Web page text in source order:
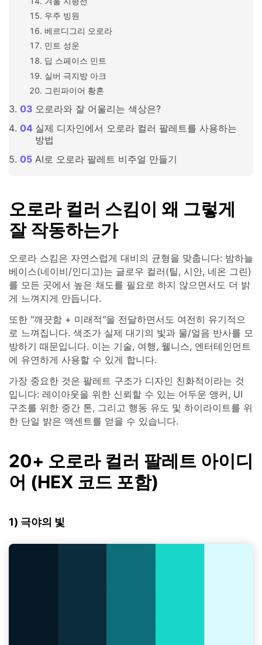
우주 빙원
베르디그리 오로라
민트 성운
딥 스페이스 민트
실버 극지방 아크
그린파이어 황혼
오로라와 잘 어울리는 색상은?
실제 디자인에서 오로라 컬러 팔레트를 사용하는
방법
AI로 오로라 팔레트 비주얼 만들기
오로라 컬러 스킴이 왜 그렇게
잘 작동하는가
오로라 스킴은 자연스럽게 대비의 균형을 맞춥니다: 밤하늘
베이스(네이비/인디고)는 글로우 컬러(틸, 시안, 네온 그린)
를 모든 곳에서 높은 채도를 필요로 하지 않으면서도 더 밝
게 느껴지게 만듭니다.
또한 "깨끗함 + 미래적"을 전달하면서도 여전히 유기적으
로 느껴집니다. 색조가 실제 대기의 빛과 물/얼음 반사를 모
방하기 때문입니다. 이는 기술, 여행, 웰니스, 엔터테인먼트
에 유연하게 사용할 수 있게 합니다.
가장 중요한 것은 팔레트 구조가 디자인 친화적이라는 것
입니다: 레이아웃을 위한 신뢰할 수 있는 어두운 앵커, UI
구조를 위한 중간 톤, 그리고 행동 유도 및 하이라이트를 위
한 단일 밝은 액센트를 얻을 수 있습니다.
20+ 오로라 컬러 팔레트 아이디
어 (HEX 코드 포함)
1) 극야의 빛